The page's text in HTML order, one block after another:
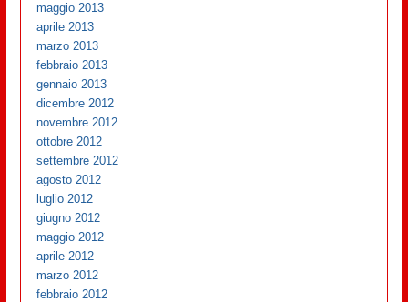
maggio 2013
aprile 2013
marzo 2013
febbraio 2013
gennaio 2013
dicembre 2012
novembre 2012
ottobre 2012
settembre 2012
agosto 2012
luglio 2012
giugno 2012
maggio 2012
aprile 2012
marzo 2012
febbraio 2012